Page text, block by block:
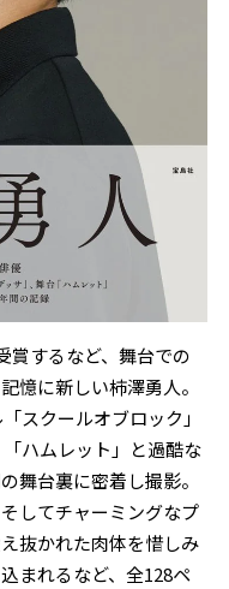
賞するなど、舞台での
憶に新しい柿澤勇人。
スクールオブロック」
ハムレット」と過酷な
舞台裏に密着し撮影。
してチャーミングなプ
抜かれた肉体を惜しみ
まれるなど、全128ペ